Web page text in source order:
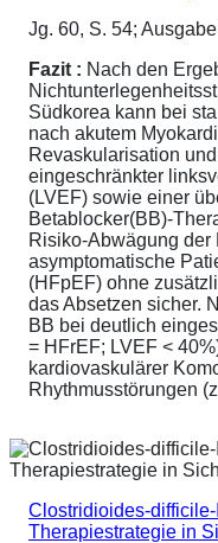
Jg. 60, S. 54;
Fazit : Nach den
Südkorea kann bei
nach akutem
Revaskularisation
eingeschränkter
(LVEF) sowie einer
Betablocker(BB)-
Risiko-Abwägung der
asymptomatische
(HFpEF) ohne
das Absetzen sicher.
BB bei deutlich
= HFrEF; LVEF <
kardiovaskulärer
Rhythmusstörungen
Clostridioides-
Therapiestrategie in